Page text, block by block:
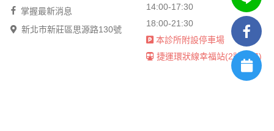
掌握最新消息
新北市新莊區思源路130號
14:00-17:30
18:00-21:30
本診所附設停車場
捷運環狀線幸福站(2號出口)